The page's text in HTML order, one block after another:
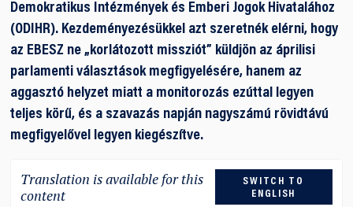
Demokratikus Intézmények és Emberi Jogok Hivatalához
(ODIHR). Kezdeményezésükkel azt szeretnék elérni, hogy
az EBESZ ne „korlátozott missziót” küldjön az áprilisi
parlamenti választások megfigyelésére, hanem az
aggasztó helyzet miatt a monitorozás ezúttal legyen
teljes körű, és a szavazás napján nagyszámú rövidtávú
megfigyelővel legyen kiegészítve.
Translation is available for this
content
SWITCH TO
ENGLISH